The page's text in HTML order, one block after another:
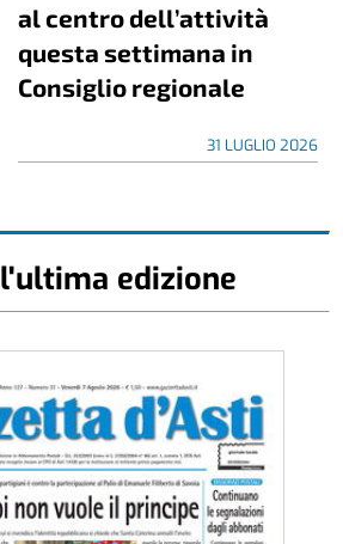
al centro dell’attività
questa settimana in
Consiglio regionale
31 LUGLIO 2026
edizione